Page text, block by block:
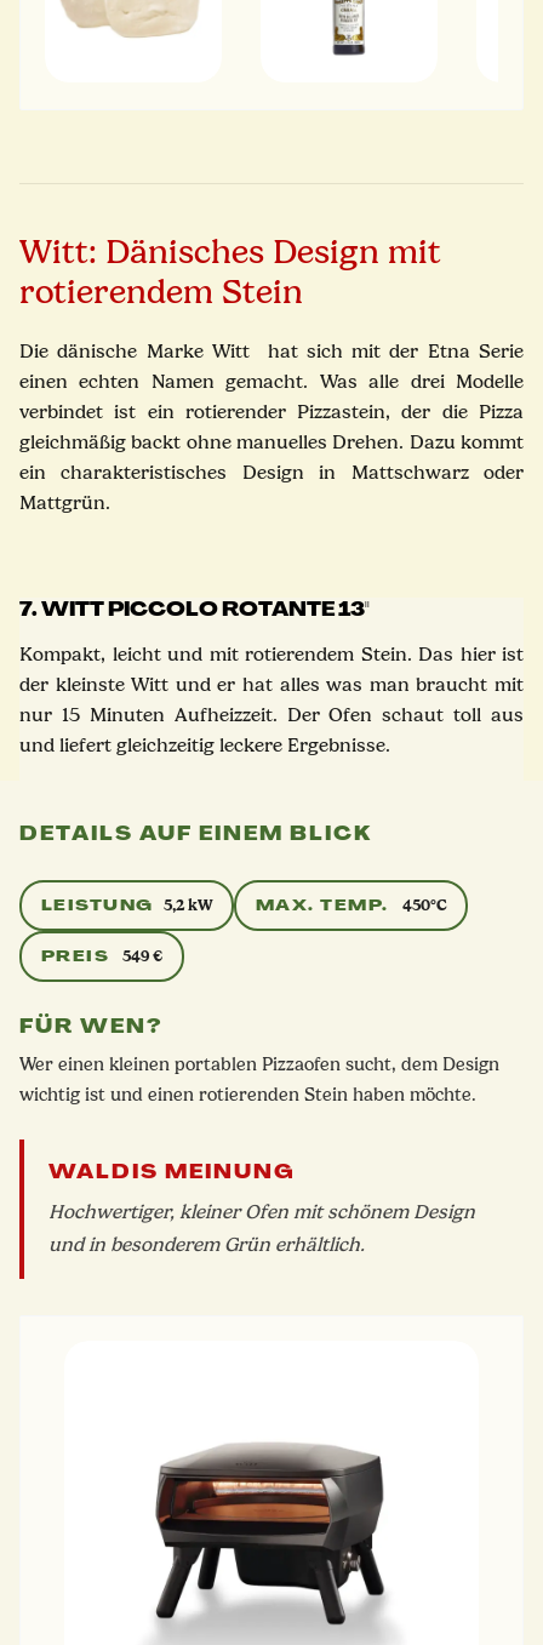
Witt: Dänisches Design mit
rotierendem Stein
Die dänische Marke Witt hat sich mit der Etna Serie
einen echten Namen gemacht. Was alle drei Modelle
verbindet ist ein rotierender Pizzastein, der die Pizza
gleichmäßig backt ohne manuelles Drehen. Dazu kommt
ein charakteristisches Design in Mattschwarz oder
Mattgrün.
7. WITT PICCOLO ROTANTE 13''
Kompakt, leicht und mit rotierendem Stein. Das hier ist
der kleinste Witt und er hat alles was man braucht mit
nur 15 Minuten Aufheizzeit. Der Ofen schaut toll aus
und liefert gleichzeitig leckere Ergebnisse.
DETAILS AUF EINEM BLICK
LEISTUNG 5,2 kW MAX. TEMP. 450°C
PREIS 549 €
FÜR WEN?
Wer einen kleinen portablen Pizzaofen sucht, dem Design
wichtig ist und einen rotierenden Stein haben möchte.
WALDIS MEINUNG
Hochwertiger, kleiner Ofen mit schönem Design
und in besonderem Grün erhältlich.